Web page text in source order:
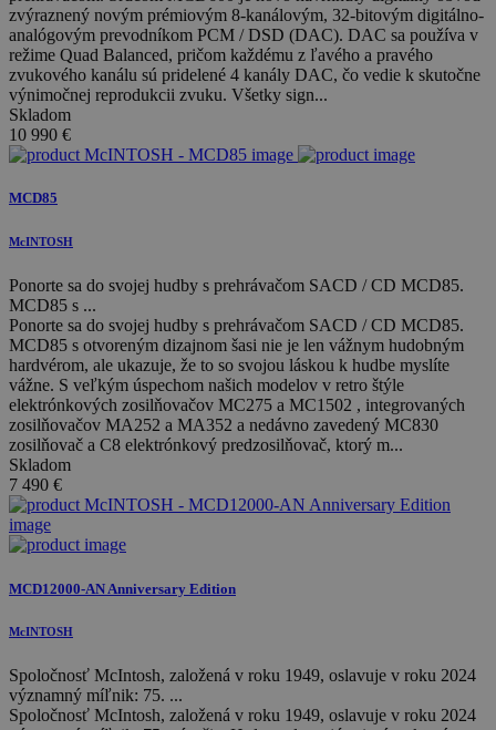
zvýraznený novým prémiovým 8-kanálovým, 32-bitovým digitálno-
analógovým prevodníkom PCM / DSD (DAC). DAC sa používa v
režime Quad Balanced, pričom každému z ľavého a pravého
zvukového kanálu sú pridelené 4 kanály DAC, čo vedie k skutočne
výnimočnej reprodukcii zvuku. Všetky sign...
Skladom
10 990 €
MCD85
McINTOSH
Ponorte sa do svojej hudby s prehrávačom SACD / CD MCD85.
MCD85 s ...
Ponorte sa do svojej hudby s prehrávačom SACD / CD MCD85.
MCD85 s otvoreným dizajnom šasi nie je len vážnym hudobným
hardvérom, ale ukazuje, že to so svojou láskou k hudbe myslíte
vážne. S veľkým úspechom našich modelov v retro štýle
elektrónkových zosilňovačov MC275 a MC1502 , integrovaných
zosilňovačov MA252 a MA352 a nedávno zavedený MC830
zosilňovač a C8 elektrónkový predzosilňovač, ktorý m...
Skladom
7 490 €
MCD12000-AN Anniversary Edition
McINTOSH
Spoločnosť McIntosh, založená v roku 1949, oslavuje v roku 2024
významný míľnik: 75. ...
Spoločnosť McIntosh, založená v roku 1949, oslavuje v roku 2024